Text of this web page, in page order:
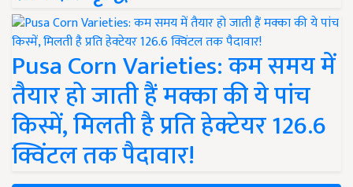
Pusa Corn Varieties: कम समय में
तैयार हो जाती हैं मक्का की ये पांच
किस्में, मिलती है प्रति हेक्टेयर 126.6
क्विंटल तक पैदावार!